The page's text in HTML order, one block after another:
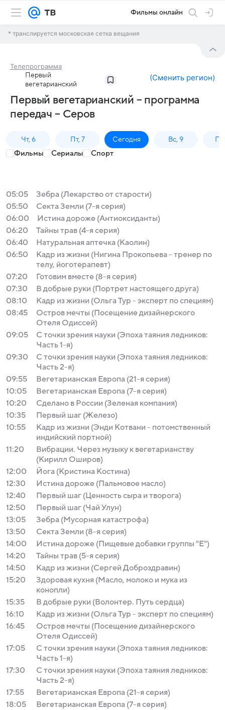
Фильмы онлайн
* транслируется московская сетка вещания
Телепрограмма
Первый
вегетарианский
(Сменить регион)
Первый вегетарианский – программа
передач – Серов
Чт, 6 Пт, 7 Сегодня Вс, 9
Фильмы Сериалы Спорт
05:05
Зебра (Лекарство от старости)
05:50
Секта Земли (7-я серия)
06:00
Истина дороже (Антиоксиданты)
06:20
Тайны трав (4-я серия)
06:40
Натуральная аптечка (Каолин)
06:50
Кадр из жизни (Нигина Прокопьева - тренер по
телу, йоготерапевт)
07:20
Готовим вместе (8-я серия)
07:30
В добрые руки (Портрет настоящего друга)
08:10
Кадр из жизни (Ольга Тур - эксперт по специям)
08:45
Остров мечты (Посещение дизайнерского
Отеля Одиссей)
09:05
С точки зрения науки (Эпоха таяния ледников:
Часть 1-я)
09:30
С точки зрения науки (Эпоха таяния ледников:
Часть 2-я)
09:55
Вегетарианская Европа (21-я серия)
10:05
Вегетарианская Европа (7-я серия)
10:20
Сделано в России (Зеленая компания)
10:35
Первый шаг (Железо)
10:55
Кадр из жизни (Энди Котвани - потомственный
индийский портной)
11:20
Вибрации. Через музыку к вегетарианству
(Кирилл Оширов)
12:00
Йога (Кристина Костина)
12:30
Истина дороже (Пальмовое масло)
12:40
Первый шаг (Ценность сыра и творога)
12:50
Первый шаг (Чай Улун)
13:05
Зебра (Мусорная катастрофа)
13:50
Секта Земли (8-я серия)
14:00
Истина дороже (Пищевые добавки группы "Е")
14:20
Тайны трав (5-я серия)
14:50
Кадр из жизни (Сергей Доброздравин)
15:20
Здоровая кухня (Масло, молоко и мука из
конопли)
15:35
В добрые руки (Волонтер. Путь сердца)
16:10
Кадр из жизни (Ольга Тур - эксперт по специям)
16:45
Остров мечты (Посещение дизайнерского
Отеля Одиссей)
17:05
С точки зрения науки (Эпоха таяния ледников:
Часть 1-я)
17:30
С точки зрения науки (Эпоха таяния ледников:
Часть 2-я)
17:55
Вегетарианская Европа (21-я серия)
18:05
Вегетарианская Европа (7-я серия)